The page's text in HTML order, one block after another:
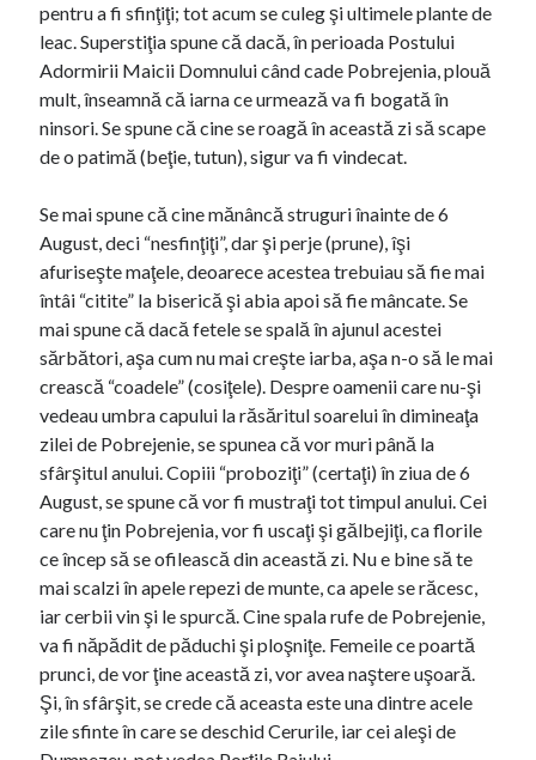
pentru a fi sfinţiţi; tot acum se culeg şi ultimele plante de
leac. Superstiţia spune că dacă, în perioada Postului
Adormirii Maicii Domnului când cade Pobrejenia, plouă
mult, înseamnă că iarna ce urmează va fi bogată în
ninsori. Se spune că cine se roagă în această zi să scape
de o patimă (beţie, tutun), sigur va fi vindecat.
Se mai spune că cine mănâncă struguri înainte de 6
August, deci “nesfinţiţi”, dar şi perje (prune), îşi
afuriseşte maţele, deoarece acestea trebuiau să fie mai
întâi “citite” la biserică şi abia apoi să fie mâncate. Se
mai spune că dacă fetele se spală în ajunul acestei
sărbători, aşa cum nu mai creşte iarba, aşa n-o să le mai
crească “coadele” (cosiţele). Despre oamenii care nu-şi
vedeau umbra capului la răsăritul soarelui în dimineaţa
zilei de Pobrejenie, se spunea că vor muri până la
sfârşitul anului. Copiii “proboziţi” (certaţi) în ziua de 6
August, se spune că vor fi mustraţi tot timpul anului. Cei
care nu ţin Pobrejenia, vor fi uscaţi şi gălbejiţi, ca florile
ce încep să se ofilească din această zi. Nu e bine să te
mai scalzi în apele repezi de munte, ca apele se răcesc,
iar cerbii vin şi le spurcă. Cine spala rufe de Pobrejenie,
va fi năpădit de păduchi şi ploşniţe. Femeile ce poartă
prunci, de vor ţine această zi, vor avea naştere uşoară.
Şi, în sfârşit, se crede că aceasta este una dintre acele
zile sfinte în care se deschid Cerurile, iar cei aleşi de